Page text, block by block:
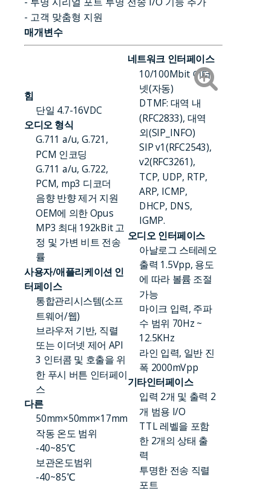
- 고객 맞춤형 지원
매개변수
힘
단일 4.7-16VDC
오디오 형식
G.711 a/u, G.721,
PCM 인코딩
G.711 a/u, G.722,
PCM, mp3 디코더
음향 반향 제거 지원
OEM에 의한 Opus
MP3 최대 192kBit 고
정 및 가변 비트 전송
률
사용자/애플리케이션 인
터페이스
통합관리시스템(소프
트웨어/웹)
브라우저 기반, 직렬
또는 이더넷 제어 API
3 인터콤 및 호출을 위
한 푸시 버튼 인터페이
스
다른
50mm×50mm×17mm
작동 온도 범위
-40~85℃
보관온도범위
-40~85℃
네트워크 인터페이스
10/100Mbit 이더
넷(자동)
DTMF: 대역 내
(RFC2833), 대역
외(SIP_INFO)
SIP v1(RFC2543),
v2(RFC3261),
TCP, UDP, RTP,
ARP, ICMP,
DHCP, DNS,
IGMP.
오디오 인터페이스
아날로그 스테레오
출력 1.5Vpp, 용도
에 따라 볼륨 조절
가능
마이크 입력, 주파
수 범위 70Hz ~
12.5KHz
라인 입력, 일반 진
폭 2000mVpp
기타인터페이스
입력 2개 및 출력 2
개 범용 I/O
TTL 레벨을 포함
한 2개의 상태 출
력
투명한 전송 직렬
포트